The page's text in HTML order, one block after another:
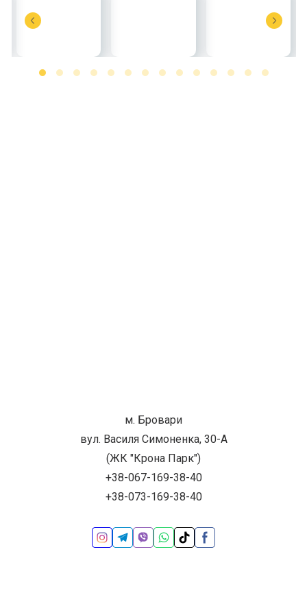
м. Бровари
вул. Василя Симоненка, 30-А
(ЖК "Крона Парк")
+38-067-169-38-40
+38-073-169-38-40